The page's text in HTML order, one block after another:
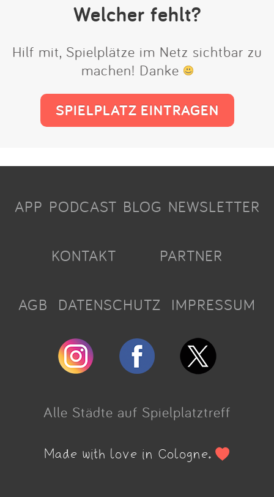
Welcher fehlt?
Hilf mit, Spielplätze im Netz sichtbar zu
machen! Danke
SPIELPLATZ EINTRAGEN
APP PODCAST BLOG NEWSLETTER
KONTAKT PARTNER
AGB DATENSCHUTZ IMPRESSUM
Alle Städte auf Spielplatztreff
Made with love in Cologne.